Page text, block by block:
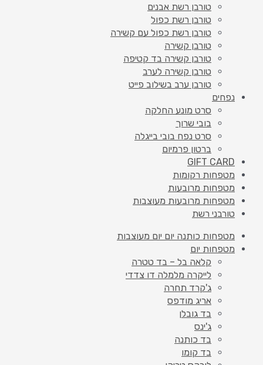
טורבן רשת אבנים
טורבן רשת כפול
טורבן רשת כפול עם קשירה
טורבן קשירה
טורבן קשירה בד קטיפה
טורבן קשירה לערב
טורבן ערב בשילוב פייט
נפחים
סרט מונע החלקה
בובי שרוך
סרט נפח בובי בייגלה
ברטון פרמיום
GIFT CARD
מטפחות רקומות
מטפחות מרובעות
מטפחות מרובעות מעוצבות
טורבני רשת
מטפחות כותנה יום יום מעוצבות
מטפחות יום
קלאה בל – בד טטרה
לייקרה מלמלה דו צדדי
ג'קרד תחרה
אריג מודפס
בד גובלן
ג'ינס
בד כותנה
בד קומו